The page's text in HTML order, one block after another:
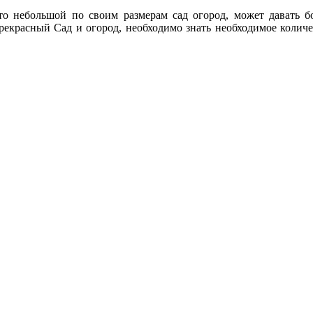
небольшой по своим размерам сад огород, может давать
Сад и огород, необходимо знать необходимое